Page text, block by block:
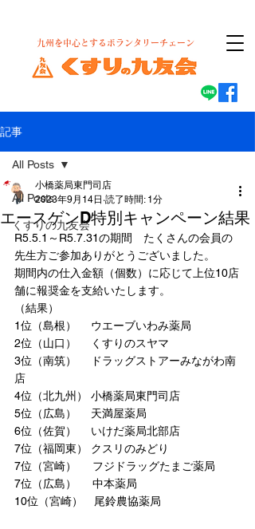
​九州を中心とするボランタリーチェーン
記事
All Posts
くすりの九友会
All Posts
エースゲンD特別キャンペーン結果
小橋薬局東門司店
2023年9月14日 読了時間: 1分
R5.5.1～R5.7.31の期間　たくさんの会員の
先生方ご参加ありがとうございました。
期間内の仕入金額（個数）に応じて上位10店
舗に報奨金を支給いたします。
（結果）
1位（島根）　 ウエーブいわみ薬局
2位（山口） 　くすりのスヤマ
3位（南筑）　 ドラッグストアーみながわ南
店
4位（北九州） 小橋薬局東門司店
5位（広島）　 天満屋薬局
6位（佐賀）　 いけだ薬局北部店
7位（福岡東） クスリのみどり
7位（宮崎）     フジドラッグたまご薬局
7位（広島）     中本薬局
10位（宮崎）　尾鈴農協薬局